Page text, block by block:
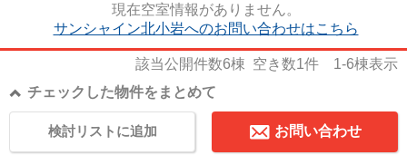
現在空室情報がありません。
サンシャイン北小岩へのお問い合わせはこちら
該当公開件数6棟 空き数1件 1-6棟表示
チェックした物件をまとめて
お問い合わせ
検討リストに追加